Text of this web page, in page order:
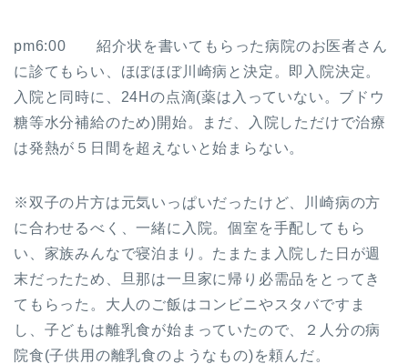
pm6:00 紹介状を書いてもらった病院のお医者さん
に診てもらい、ほぼほぼ川崎病と決定。即入院決定。
入院と同時に、24Hの点滴(薬は入っていない。ブドウ
糖等水分補給のため)開始。まだ、入院しただけで治療
は発熱が５日間を超えないと始まらない。
※双子の片方は元気いっぱいだったけど、川崎病の方
に合わせるべく、一緒に入院。個室を手配してもら
い、家族みんなで寝泊まり。たまたま入院した日が週
末だったため、旦那は一旦家に帰り必需品をとってき
てもらった。大人のご飯はコンビニやスタバですま
し、子どもは離乳食が始まっていたので、２人分の病
院食(子供用の離乳食のようなもの)を頼んだ。